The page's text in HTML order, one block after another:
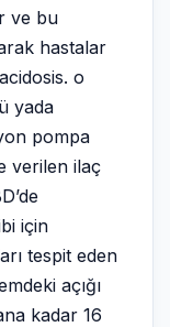
ve bu
hastalar
o
yada
pompa
verilen ilaç
için
tespit eden
açığı
kadar 16